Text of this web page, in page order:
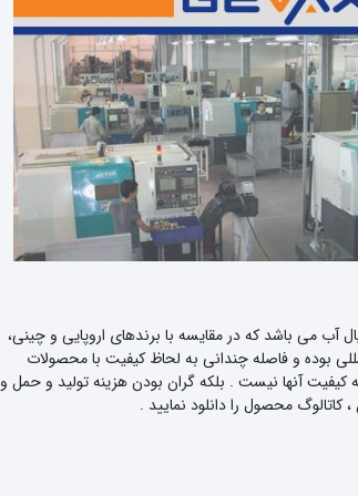
آب می باشد که در مقایسه با برندهای اروپایی و چینی،
بوده و فاصله چندانی به لحاظ کیفیت با محصولات
آنها نیست . بلکه گران بودن هزینه تولید و حمل و
محصول را دانلود نمایید .